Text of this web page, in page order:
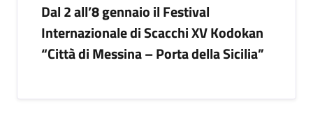
Dal 2 all’8 gennaio il Festival
Internazionale di Scacchi XV Kodokan
“Città di Messina – Porta della Sicilia”